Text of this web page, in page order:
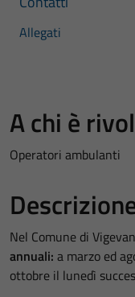
Allegati
A chi è
Operatori ambulanti
Nel Comune di
annuali: a marzo ed
ottobre il lunedì